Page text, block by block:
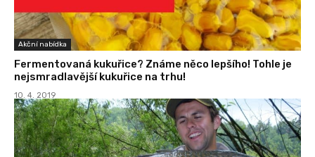
Akční nabídka
Fermentovaná kukuřice? Známe něco lepšího! Tohle je
nejsmradlavější kukuřice na trhu!
10. 4. 2019